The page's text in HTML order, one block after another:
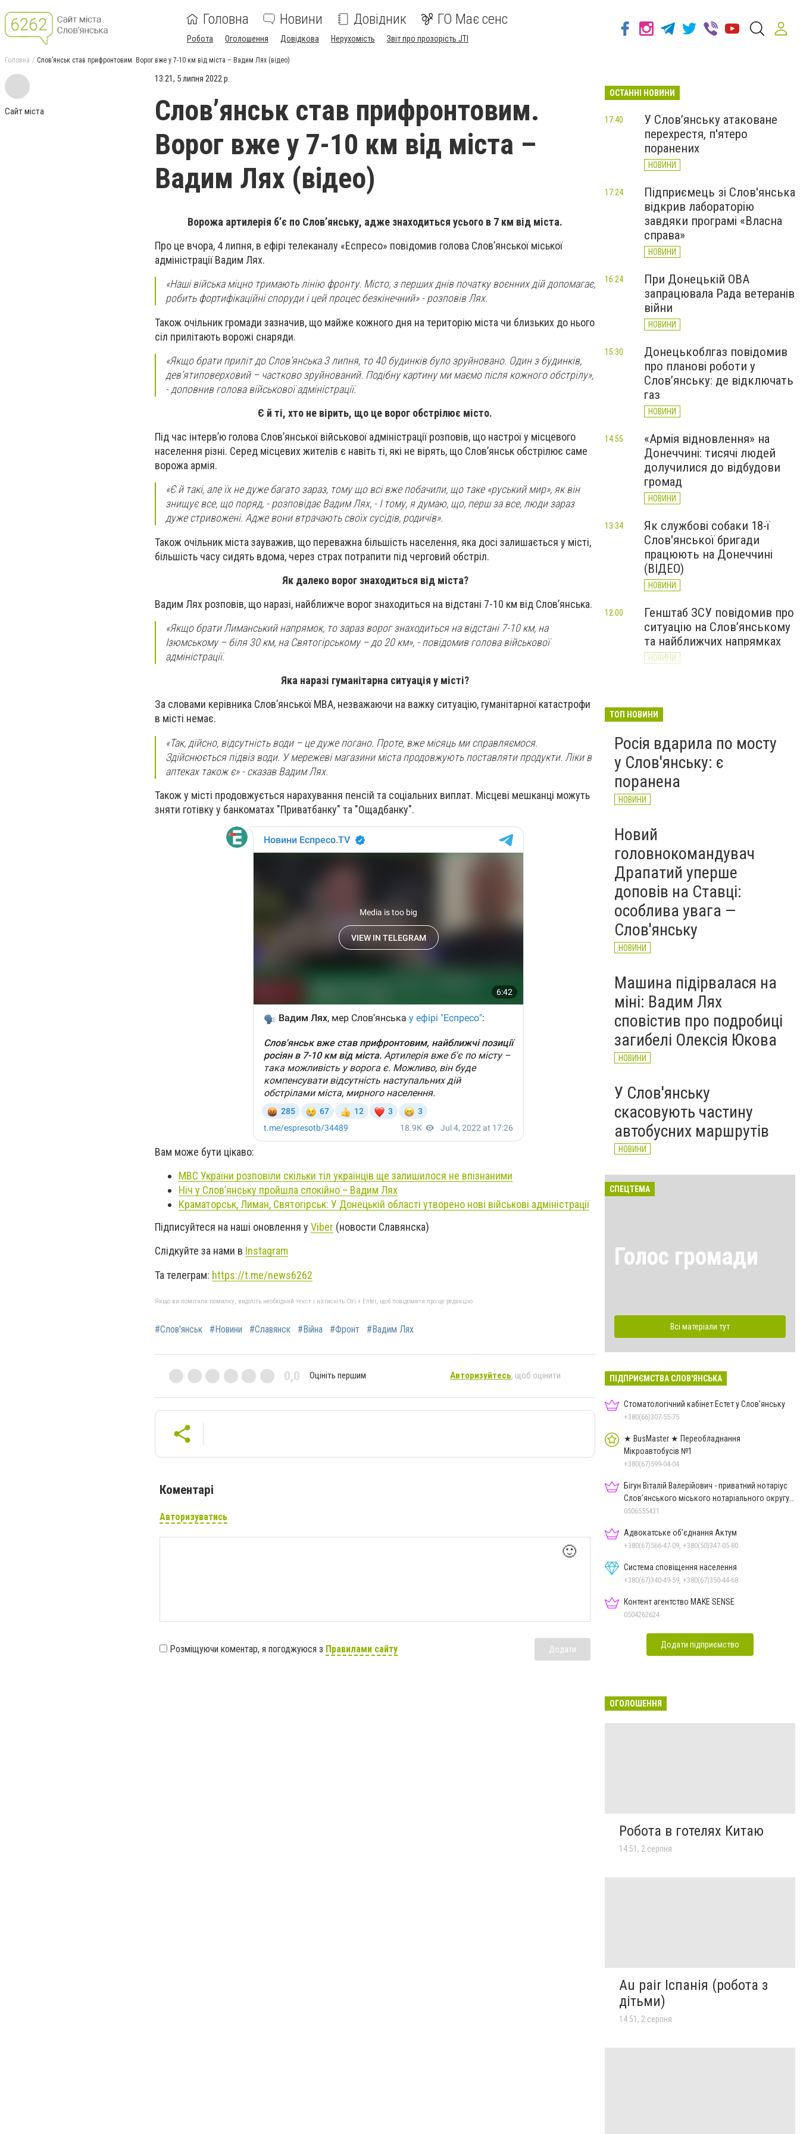
Головна Новини Довідник ГО Має сенс
Робота Оголошення Довідкова Нерухомість Звіт про прозорість JTI
Головна Слов’янськ став прифронтовим. Ворог вже у 7-10 км від міста – Вадим Лях (відео)
Сайт міста
13:21, 5 липня 2022 р.
Слов’янськ став прифронтовим.
Ворог вже у 7-10 км від міста –
Вадим Лях (відео)
Ворожа артилерія б’є по Слов’янську, адже знаходиться усього в 7 км від міста.
Про це вчора, 4 липня, в ефірі телеканалу «Еспресо» повідомив голова Слов’янської міської
адміністрації Вадим Лях.
«Наші війська міцно тримають лінію фронту. Місто, з перших днів початку воєнних дій допомагає,
робить фортифікаційні споруди і цей процес безкінечний» - розповів Лях.
Також очільник громади зазначив, що майже кожного дня на територію міста чи близьких до нього
сіл прилітають ворожі снаряди.
«Якщо брати приліт до Слов’янська 3 липня, то 40 будинків було зруйновано. Один з будинків,
дев’ятиповерховий – частково зруйнований. Подібну картину ми маємо після кожного обстрілу»,
- доповнив голова військової адміністрації.
Є й ті, хто не вірить, що це ворог обстрілює місто.
Під час інтерв’ю голова Слов’янської військової адміністрації розповів, що настрої у місцевого
населення різні. Серед місцевих жителів є навіть ті, які не вірять, що Слов’янськ обстрілює саме
ворожа армія.
«Є й такі, але їх не дуже багато зараз, тому що всі вже побачили, що таке «руський мир», як він
знищує все, що поряд, - розповідає Вадим Лях, - І тому, я думаю, що, перш за все, люди зараз
дуже стривожені. Адже вони втрачають своїх сусідів, родичів».
Також очільник міста зауважив, що переважна більшість населення, яка досі залишається у місті,
більшість часу сидять вдома, через страх потрапити під черговий обстріл.
Як далеко ворог знаходиться від міста?
Вадим Лях розповів, що наразі, найближче ворог знаходиться на відстані 7-10 км від Слов’янська.
«Якщо брати Лиманський напрямок, то зараз ворог знаходиться на відстані 7-10 км, на
Ізюмському – біля 30 км, на Святогірському – до 20 км», - повідомив голова військової
адміністрації.
Яка наразі гуманітарна ситуація у місті?
За словами керівника Слов’янської МВА, незважаючи на важку ситуацію, гуманітарної катастрофи
в місті немає.
«Так, дійсно, відсутність води – це дуже погано. Проте, вже місяць ми справляємося.
Здійснюється підвіз води. У мережеві магазини міста продовжують поставляти продукти. Ліки в
аптеках також є» - сказав Вадим Лях.
Також у місті продовжується нарахування пенсій та соціальних виплат. Місцеві мешканці можуть
зняти готівку у банкоматах "Приватбанку" та "Ощадбанку".
Вам може бути цікаво:
МВС України розповіли скільки тіл українців ще залишилося не впізнаними
Ніч у Слов’янську пройшла спокійно – Вадим Лях
Краматорськ, Лиман, Святогірськ: У Донецькій області утворено нові військові адміністрації
Підписуйтеся на наші оновлення у Viber (новости Славянска)
Слідкуйте за нами в Instagram
Та телеграм: https://t.me/news6262
Якщо ви помітили помилку, виділіть необхідний текст і натисніть Ctrl + Enter, щоб повідомити про це редакцію
#Слов'янськ #Новини #Славянск #Війна #Фронт #Вадим Лях
0,0 Оцініть першим Авторизуйтесь, щоб оцінити
Коментарі
Авторизуватись
🙂
Розміщуючи коментар, я погоджуюся з Правилами сайту Додати
ОСТАННІ НОВИНИ
У Слов’янську атаковане
перехрестя, п'ятеро
поранених
НОВИНИ
17:40
Підприємець зі Слов'янська
відкрив лабораторію
завдяки програмі «Власна
справа»
НОВИНИ
17:24
При Донецькій ОВА
запрацювала Рада ветеранів
війни
НОВИНИ
16:24
Донецькоблгаз повідомив
про планові роботи у
Слов’янську: де відключать
газ
НОВИНИ
15:30
«Армія відновлення» на
Донеччині: тисячі людей
долучилися до відбудови
громад
НОВИНИ
14:55
Як службові собаки 18-ї
Слов'янської бригади
працюють на Донеччині
(ВІДЕО)
НОВИНИ
13:34
Генштаб ЗСУ повідомив про
ситуацію на Слов’янському
та найближчих напрямках
НОВИНИ
12:00
великої війни: 7 серпня
ТОП НОВИНИ
Росія вдарила по мосту
у Слов'янську: є
поранена
НОВИНИ
Новий
головнокомандувач
Драпатий уперше
доповів на Ставці:
особлива увага —
Слов'янську
НОВИНИ
Машина підірвалася на
міні: Вадим Лях
сповістив про подробиці
загибелі Олексія Юкова
НОВИНИ
У Слов'янську
скасовують частину
автобусних маршрутів
НОВИНИ
СПЕЦТЕМА
Голос громади
Всі матеріали тут
ПІДПРИЄМСТВА СЛОВ'ЯНСЬКА
Стоматологічний кабінет Естет у Слов'янську
+380(66)307-55-75
★ BusMaster ★ Переобладнання
Мікроавтобусів №1
+380(67)599-04-04
Бігун Віталій Валерійович - приватний нотаріус
Слов'янського міського нотаріального округу
Дон.обл.
0506555431
Адвокатське об'єднання Актум
+380(67)566-47-09, +380(50)347-05-80
Система сповіщення населення
+380(67)340-49-59, +380(67)350-44-68
Контент агентство MAKE SENSE
0504262624
Додати підприємство
ОГОЛОШЕННЯ
Робота в готелях Китаю
14:51, 2 серпня
Au pair Іспанія (робота з
дітьми)
14:51, 2 серпня